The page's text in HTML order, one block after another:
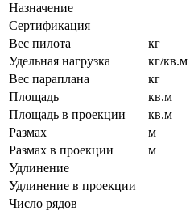
Назначение
Сертификация
Вес пилота
кг
Удельная нагрузка
кг/кв.м
Вес параплана
кг
Площадь
кв.м
Площадь в проекции
кв.м
Размах
м
Размах в проекции
м
Удлинение
Удлинение в проекции
Число рядов